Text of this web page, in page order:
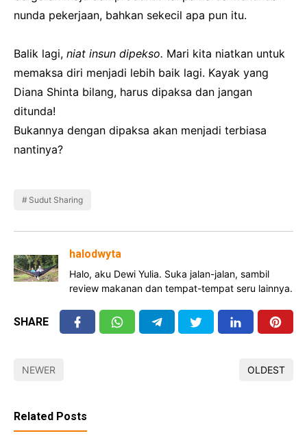
nunda pekerjaan, bahkan sekecil apa pun itu.
Balik lagi, niat insun dipekso. Mari kita niatkan untuk
memaksa diri menjadi lebih baik lagi. Kayak yang
Diana Shinta bilang, harus dipaksa dan jangan
ditunda!
Bukannya dengan dipaksa akan menjadi terbiasa
nantinya?
Sudut Sharing
halodwyta
Halo, aku Dewi Yulia. Suka jalan-jalan, sambil
review makanan dan tempat-tempat seru lainnya.
SHARE
NEWER OLDEST
Related Posts